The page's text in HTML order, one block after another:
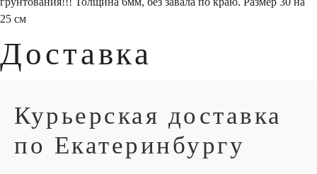
25 см
Доставка
Курьерская доставка
по Екатеринбургу